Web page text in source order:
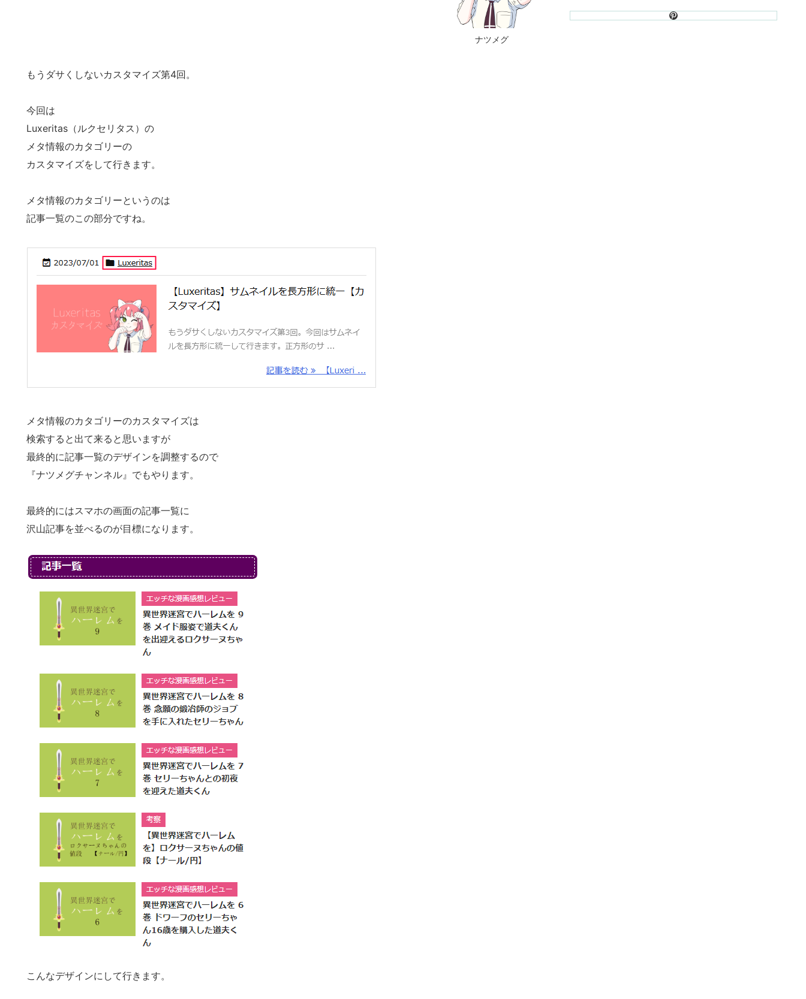
ナツメグ
もうダサくしないカスタマイズ第4回。
今回は
Luxeritas（ルクセリタス）の
メタ情報のカタゴリーの
カスタマイズをして行きます。
メタ情報のカタゴリーというのは
記事一覧のこの部分ですね。
メタ情報のカタゴリーのカスタマイズは
検索すると出て来ると思いますが
最終的に記事一覧のデザインを調整するので
『ナツメグチャンネル』でもやります。
最終的にはスマホの画面の記事一覧に
沢山記事を並べるのが目標になります。
こんなデザインにして行きます。
Pinterest